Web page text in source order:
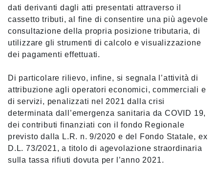
dati derivanti dagli atti presentati attraverso il
cassetto tributi, al fine di consentire una più agevole
consultazione della propria posizione tributaria, di
utilizzare gli strumenti di calcolo e visualizzazione
dei pagamenti effettuati.
Di particolare rilievo, infine, si segnala l’attività di
attribuzione agli operatori economici, commerciali e
di servizi, penalizzati nel 2021 dalla crisi
determinata dall’emergenza sanitaria da COVID 19,
dei contributi finanziati con il fondo Regionale
previsto dalla L.R. n. 9/2020 e del Fondo Statale, ex
D.L. 73/2021, a titolo di agevolazione straordinaria
sulla tassa rifiuti dovuta per l’anno 2021.